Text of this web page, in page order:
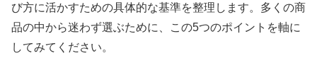
び方に活かすための具体的な基準を整理します。多くの商
品の中から迷わず選ぶために、この5つのポイントを軸に
してみてください。